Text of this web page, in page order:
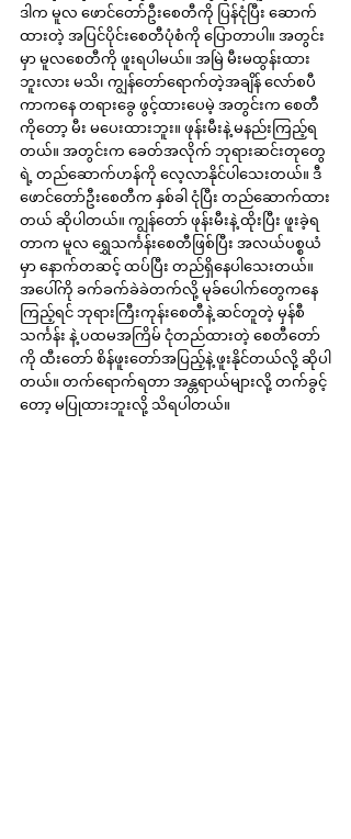
ဒါက မူလ ဖောင်တော်ဦးစေတီကို ပြန်ငုံပြီး ဆောက်
ထားတဲ့ အပြင်ပိုင်းစေတီပုံစံကို ပြောတာပါ။ အတွင်း
မှာ မူလစေတီကို ဖူးရပါမယ်။ အမြဲ မီးမထွန်းထား
ဘူးလား မသိ၊ ကျွန်တော်ရောက်တဲ့အချိန် လော်စပီ
ကာကနေ တရားခွေ ဖွင့်ထားပေမဲ့ အတွင်းက စေတီ
ကိုတော့ မီး မပေးထားဘူး။ ဖုန်းမီးနဲ့ မနည်းကြည့်ရ
တယ်။ အတွင်းက ခေတ်အလိုက် ဘုရားဆင်းတုတွေ
ရဲ့ တည်ဆောက်ဟန်ကို လေ့လာနိုင်ပါသေးတယ်။ ဒီ
ဖောင်တော်ဦးစေတီက နှစ်ခါ ငုံပြီး တည်ဆောက်ထား
တယ် ဆိုပါတယ်။ ကျွန်တော် ဖုန်းမီးနဲ့ ထိုးပြီး ဖူးခဲ့ရ
တာက မူလ ရွှေသင်္ကန်းစေတီဖြစ်ပြီး အလယ်ပစ္စယံ
မှာ နောက်တဆင့် ထပ်ပြီး တည်ရှိနေပါသေးတယ်။
အပေါ်ကို ခက်ခက်ခဲခဲတက်လို့ မုခ်ပေါက်တွေကနေ
ကြည့်ရင် ဘုရားကြီးကုန်းစေတီနဲ့ ဆင်တူတဲ့ မှန်စီ
သင်္ကန်း နဲ့ ပထမအကြိမ် ငုံတည်ထားတဲ့ စေတီတော်
ကို ထီးတော် စိန်ဖူးတော်အပြည့်နဲ့ ဖူးနိုင်တယ်လို့ ဆိုပါ
တယ်။ တက်ရောက်ရတာ အန္တရာယ်များလို့ တက်ခွင့်
တော့ မပြုထားဘူးလို့ သိရပါတယ်။